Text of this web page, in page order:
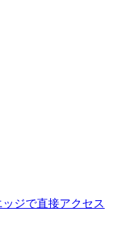
ジで直接アクセス